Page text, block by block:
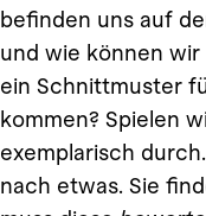
befinden uns auf
und wie können
ein Schnittmuster
kommen? Spielen
exemplarisch
nach etwas. Sie